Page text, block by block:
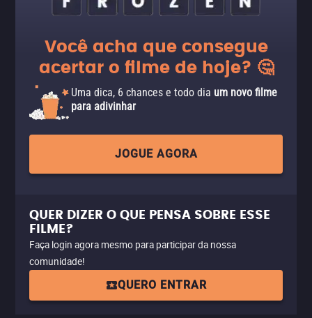
Você acha que consegue
acertar o filme de hoje? 🤔
Uma dica, 6 chances e todo dia um novo filme
para adivinhar
JOGUE AGORA
QUER DIZER O QUE PENSA SOBRE ESSE
FILME?
Faça login agora mesmo para participar da nossa
comunidade!
QUERO ENTRAR